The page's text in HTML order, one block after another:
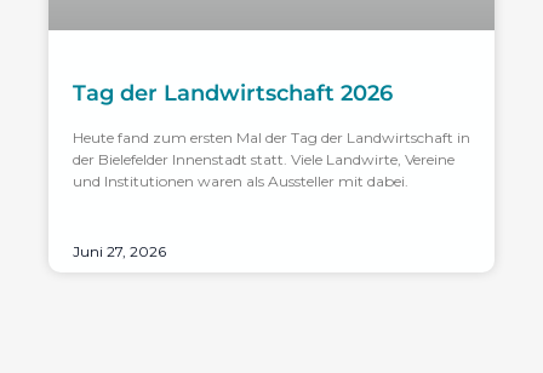
Tag der Landwirtschaft 2026
Heute fand zum ersten Mal der Tag der Landwirtschaft in
der Bielefelder Innenstadt statt. Viele Landwirte, Vereine
und Institutionen waren als Aussteller mit dabei.
Juni 27, 2026